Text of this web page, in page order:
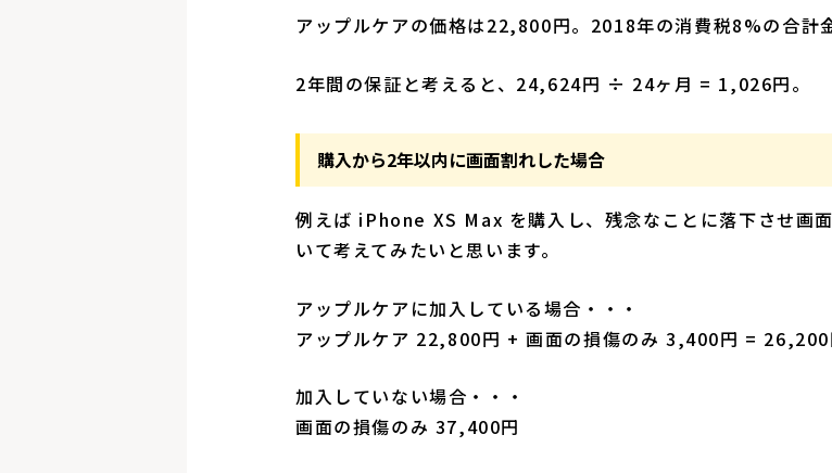
アップルケアの価格は22,800円。2018年の消費税8%の合計
2年間の保証と考えると、24,624円 ÷ 24ヶ月 = 1,026円。
購入から2年以内に画面割れした場合
例えば iPhone XS Max を購入し、残念なことに落下させ画
いて考えてみたいと思います。
アップルケアに加入している場合・・・
アップルケア 22,800円 + 画面の損傷のみ 3,400円 = 26,200
加入していない場合・・・
画面の損傷のみ 37,400円